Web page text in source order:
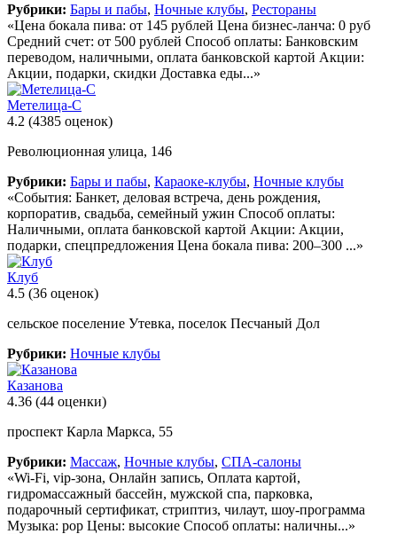
Рубрики: Бары и пабы, Ночные клубы, Рестораны
«Цена бокала пива: от 145 рублей Цена бизнес-ланча: 0 руб
Средний счет: от 500 рублей Способ оплаты: Банковским
переводом, наличными, оплата банковской картой Акции:
Акции, подарки, скидки Доставка еды...»
Метелица-С
4.2 (4385 оценок)
Революционная улица, 146
Рубрики: Бары и пабы, Караоке-клубы, Ночные клубы
«События: Банкет, деловая встреча, день рождения,
корпоратив, свадьба, семейный ужин Способ оплаты:
Наличными, оплата банковской картой Акции: Акции,
подарки, спецпредложения Цена бокала пива: 200–300 ...»
Клуб
4.5 (36 оценок)
сельское поселение Утевка, поселок Песчаный Дол
Рубрики: Ночные клубы
Казанова
4.36 (44 оценки)
проспект Карла Маркса, 55
Рубрики: Массаж, Ночные клубы, СПА-салоны
«Wi-Fi, vip-зона, Онлайн запись, Оплата картой,
гидромассажный бассейн, мужской спа, парковка,
подарочный сертификат, стриптиз, чилаут, шоу-программа
Музыка: pop Цены: высокие Способ оплаты: наличны...»